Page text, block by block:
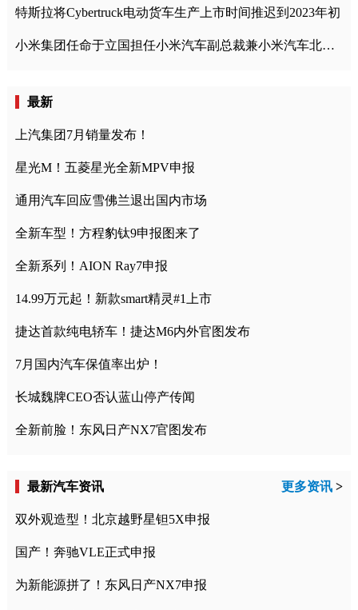
特斯拉将Cybertruck电动货车生产上市时间推迟到2023年初
小米集团任命于立国担任小米汽车副总裁兼小米汽车北京总部政委
最新
上汽集团7月销量发布！
星光M！五菱星光全新MPV申报
通用汽车回应雪佛兰退出国内市场
全新车型！方程豹钛9申报图来了
全新系列！AION Ray7申报
14.99万元起！新款smart精灵#1上市
捷达首款纯电轿车！捷达M6内外官图发布
7月国内汽车保值率出炉！
长城魏牌CEO否认蓝山停产传闻
全新前脸！东风日产NX7官图发布
最新汽车资讯 更多资讯 >
双外观造型！北京越野星钽5X申报
国产！奔驰VLE正式申报
为新能源拼了！东风日产NX7申报